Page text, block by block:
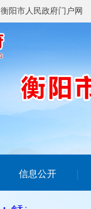
衡阳市人民政府门户网
信息公开